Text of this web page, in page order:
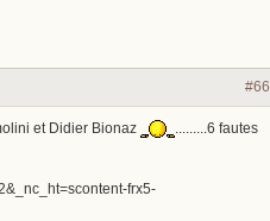
#66
et Didier Bionaz
.........6 fautes